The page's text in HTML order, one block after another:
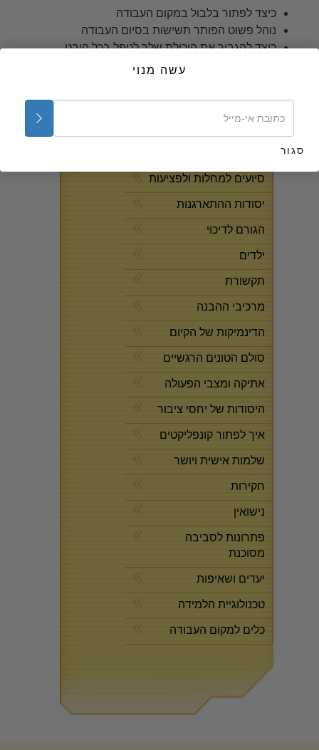
כיצד לפתור בלבול במקום העבודה
נוהל פשוט הפותר תשישות בסיום העבודה
כיצד להגביר את היכולת שלך לטפל בכל היבט
קורסים בחינם און-ליין
סיועים למחלות ולפציעות
יסודות ההתארגנות
הגורם לדיכוי
ילדים
תקשורת
מרכיבי ההבנה
הדינמיקות של הקיום
סולם הטונים הרגשיים
אתיקה ומצבי הפעולה
היסודות של יחסי ציבור
איך לפתור קונפליקטים
שלמות אישית ויושר
חקירות
נישואין
פתרונות לסביבה
מסוכנת
יעדים ושאיפות
טכנולוגיית הלמידה
כלים למקום העבודה
עשה מנוי
סגור